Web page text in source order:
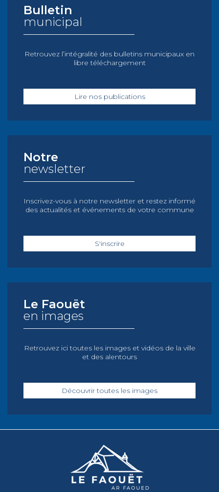
Bulletin
municipal
Retrouvez l’intégralité des bulletins municipaux en
libre téléchargement
Lire nos publications
Notre
newsletter
Inscrivez-vous à notre newsletter et restez informé
des actualités et événements de votre commune
S'inscrire
Le Faouët
en images
Retrouvez ici toutes les images et vidéos de la ville
et des alentours
Découvrir toutes les images